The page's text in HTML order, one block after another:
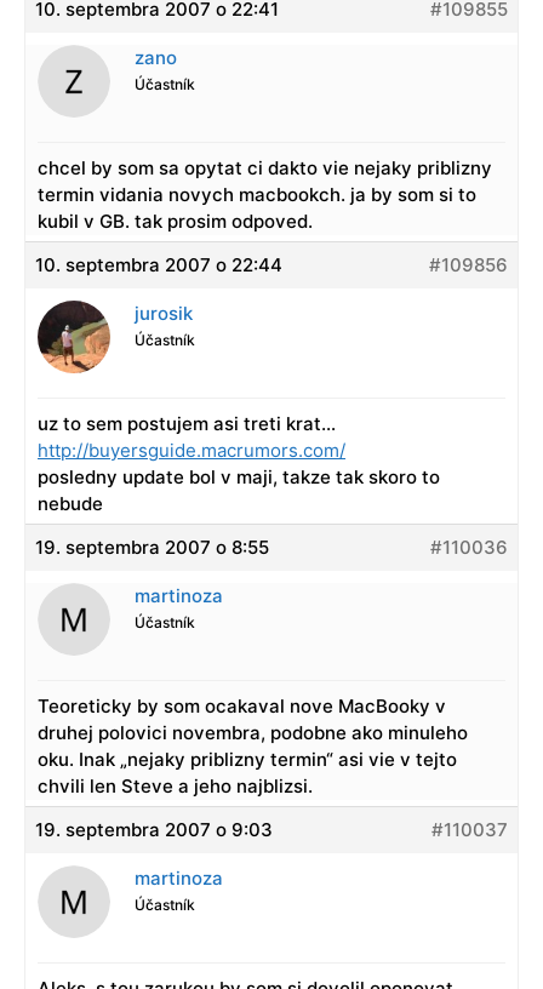
10. septembra 2007 o 22:41
#109855
zano
Účastník
chcel by som sa opytat ci dakto vie nejaky priblizny
termin vidania novych macbookch. ja by som si to
kubil v GB. tak prosim odpoved.
10. septembra 2007 o 22:44
#109856
jurosik
Účastník
uz to sem postujem asi treti krat…
http://buyersguide.macrumors.com/
posledny update bol v maji, takze tak skoro to
nebude
19. septembra 2007 o 8:55
#110036
martinoza
Účastník
Teoreticky by som ocakaval nove MacBooky v
druhej polovici novembra, podobne ako minuleho
oku. Inak „nejaky priblizny termin“ asi vie v tejto
chvili len Steve a jeho najblizsi.
19. septembra 2007 o 9:03
#110037
martinoza
Účastník